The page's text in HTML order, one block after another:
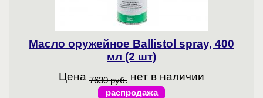
Масло оружейное Ballistol spray, 400
мл (2 шт)
Цена 7630 руб. нет в наличии
распродажа